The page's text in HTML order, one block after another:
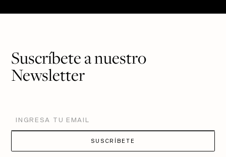
Suscríbete a nuestro
Newsletter